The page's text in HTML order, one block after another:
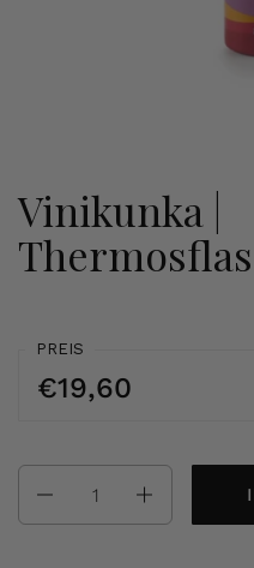
Vinikunka |
PREIS
€19,60